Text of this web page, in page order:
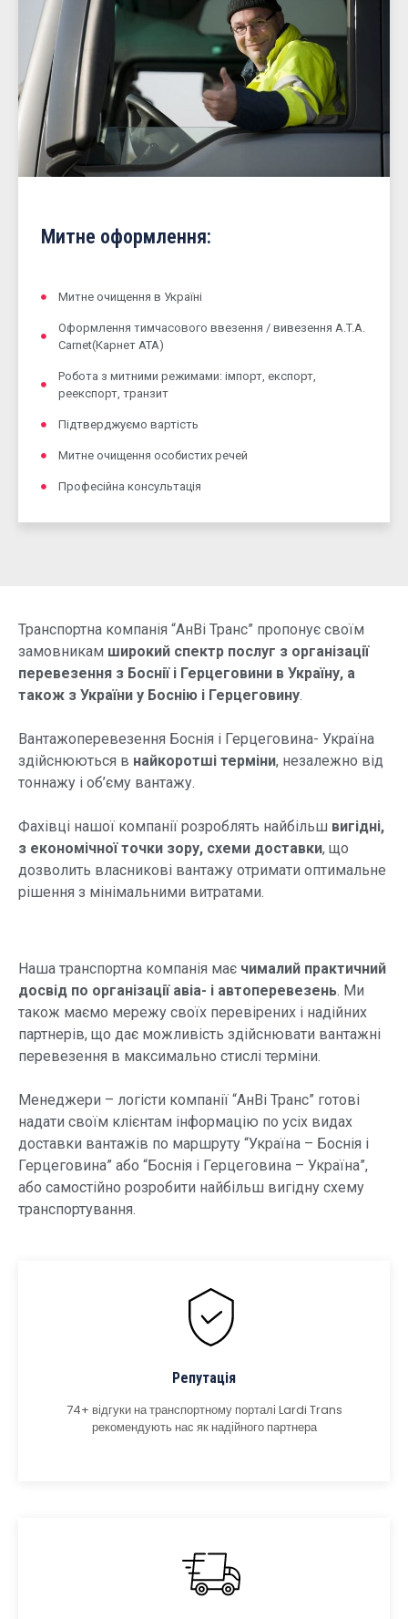
Митне оформлення:
Митне очищення в Україні
Оформлення тимчасового ввезення / вивезення A.T.A.
Carnet(Карнет АТА)
Робота з митними режимами: імпорт, експорт,
реекспорт, транзит
Підтверджуємо вартість
Митне очищення особистих речей
Професійна консультація
Транспортна компанія “АнВі Транс” пропонує своїм
замовникам широкий спектр послуг з організації
перевезення з Боснії і Герцеговини в Україну, а
також з України у Боснію і Герцеговину.
Вантажоперевезення Боснія і Герцеговина- Україна
здійснюються в найкоротші терміни, незалежно від
тоннажу і об’єму вантажу.
Фахівці нашої компанії розроблять найбільш вигідні,
з економічної точки зору, схеми доставки, що
дозволить власникові вантажу отримати оптимальне
рішення з мінімальними витратами.
Наша транспортна компанія має чималий практичний
досвід по організації авіа- і автоперевезень. Ми
також маємо мережу своїх перевірених і надійних
партнерів, що дає можливість здійснювати вантажні
перевезення в максимально стислі терміни.
Менеджери – логісти компанії “АнВі Транс” готові
надати своїм клієнтам інформацію по усіх видах
доставки вантажів по маршруту “Україна – Боснія і
Герцеговина” або “Боснія і Герцеговина – Україна”,
або самостійно розробити найбільш вигідну схему
транспортування.
Репутація
74+ відгуки на транспортному порталі Lardi Trans
рекомендують нас як надійного партнера